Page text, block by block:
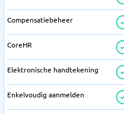
Compensatiebeheer
CoreHR
Elektronische handtekening
Enkelvoudig aanmelden